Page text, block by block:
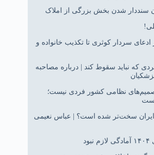
سنددار شدن بخش بزرگی از املاک
ادعای سردار کوثری تا تکذیب خانواده و
که نباید سقوط کند | درباره مصاحبه
نظامی کشور فردی نیست؛
ایران سخت‌تر شده است؟ | عباس نعیمی